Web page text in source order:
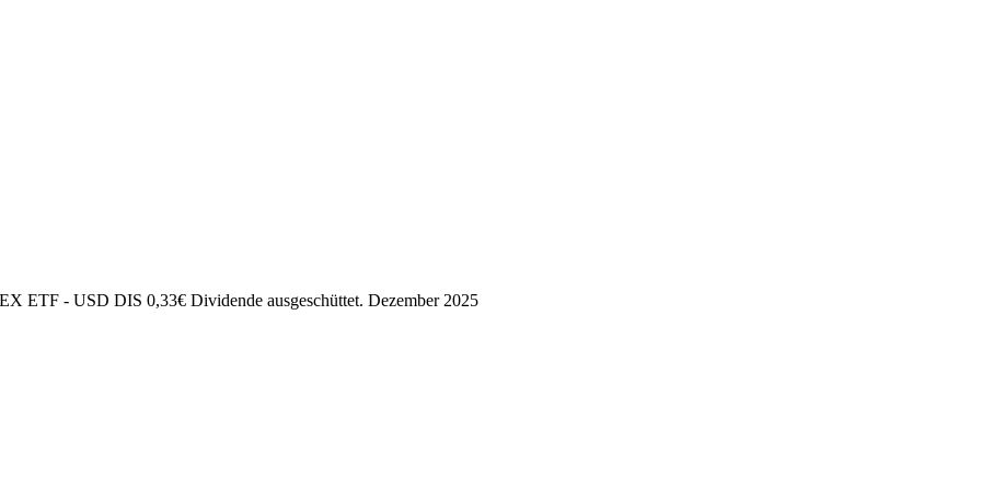
ETF - USD DIS 0,33€ Dividende ausgeschüttet. Dezember 2025